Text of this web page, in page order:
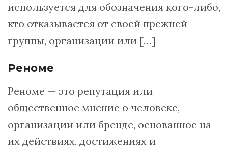
используется для обозначения кого-либо,
кто отказывается от своей прежней
группы, организации или […]
Реноме
Реноме — это репутация или
общественное мнение о человеке,
организации или бренде, основанное на
их действиях, достижениях и